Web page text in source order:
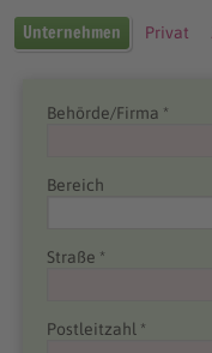
Unternehmen Privat
Behörde/Firma *
Bereich
Straße *
Postleitzahl *